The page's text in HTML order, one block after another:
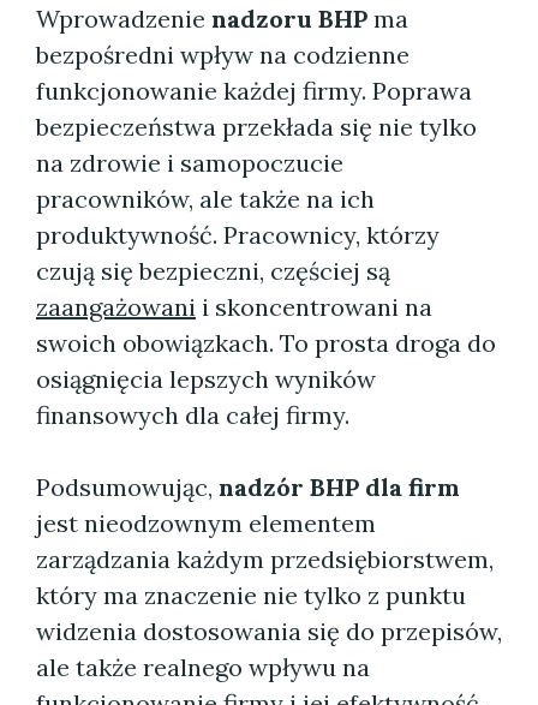
Wprowadzenie nadzoru BHP ma
bezpośredni wpływ na codzienne
funkcjonowanie każdej firmy. Poprawa
bezpieczeństwa przekłada się nie tylko
na zdrowie i samopoczucie
pracowników, ale także na ich
produktywność. Pracownicy, którzy
czują się bezpieczni, częściej są
zaangażowani i skoncentrowani na
swoich obowiązkach. To prosta droga do
osiągnięcia lepszych wyników
finansowych dla całej firmy.
Podsumowując, nadzór BHP dla firm
jest nieodzownym elementem
zarządzania każdym przedsiębiorstwem,
który ma znaczenie nie tylko z punktu
widzenia dostosowania się do przepisów,
ale także realnego wpływu na